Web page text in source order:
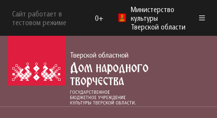
Сайт работает в
тестовом режиме
0+
Министерство
культуры
Тверской области